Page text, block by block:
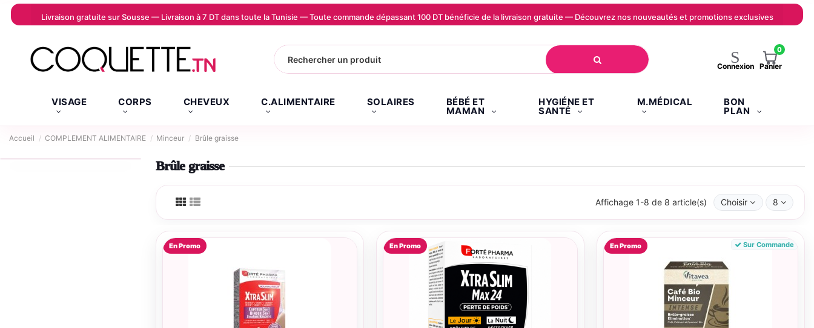
Livraison gratuite sur Sousse — Livraison à 7 DT dans toute la Tunisie — Toute commande dépassant 100 DT bénéficie de la livraison gratuite — Découvrez nos nouveautés et promotions exclusives
Connexion
0
Panier
VISAGE CORPS CHEVEUX C.ALIMENTAIRE SOLAIRES BÉBÉ ET
MAMAN
HYGIÉNE ET
SANTÉ
M.MÉDICAL BON
PLAN
Accueil COMPLEMENT ALIMENTAIRE Minceur Brûle graisse
Brûle graisse
Affichage 1-8 de 8 article(s) Choisir 8
En Promo En Promo En Promo Sur Commande